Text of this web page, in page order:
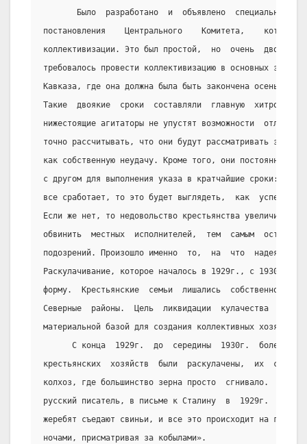
Было  разработано  и  объявлено  специальное
постановления    Центрального    Комитета,    которое
коллективизации. Это был простой,  но  очень  двоякий
требовалось провести коллективизацию в основных
Кавказа, где она должна была быть закончена осенью
Такие  двоякие  сроки  составляли  главную  хитрость
нижестоящие агитаторы не упустят возможности
точно рассчитывать, что они будут рассматривать
как собственную неудачу. Кроме того, они постоянно
с другом для выполнения указа в кратчайшие сроки:
все сработает, то это будет выглядеть,  как  успех
Если же нет, то недовольство крестьянства
обвинить  местных  исполнителей,  тем  самым
подозрений. Произошло именно  то,  на  что  надеялись
Раскулачивание, которое началось в 1929г., с 1930г.
форму.  Крестьянские  семьи  лишались  собственности
Северные  районы.  Цель  ликвидации  кулачества
материальной базой для создания коллективных хозяйств.
С конца  1929г.  до  середины  1930г.  более
крестьянских  хозяйств  были  раскулачены,  их
колхоз, где большинство зерна просто  сгнивало.
русский писатель, в письме к Сталину  в  1929г.
жеребят съедают свиньи, и все это происходит на
ночами, присматривая за кобылами».